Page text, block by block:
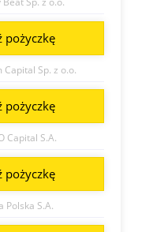
Sp. z o.o.
pożyczkę
Capital S.A.
pożyczkę
Polska S.A.
pożyczkę